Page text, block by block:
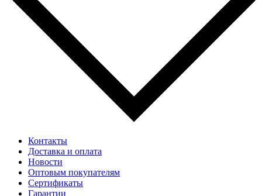
Контакты
Доставка и оплата
Новости
Оптовым покупателям
Сертификаты
Гарантии